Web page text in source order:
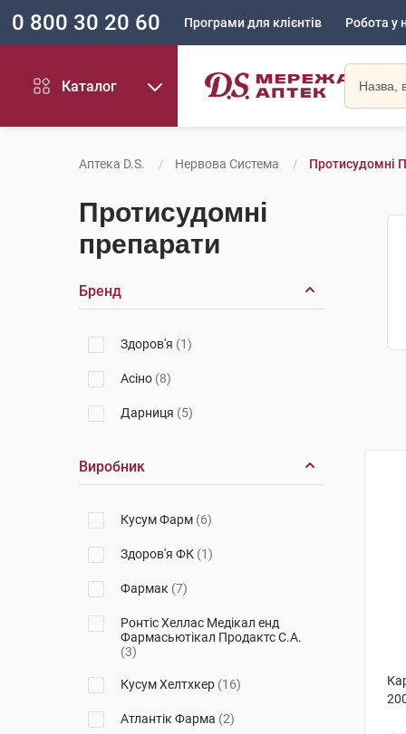
0 800 30 20 60 Програми для клієнтів Робота у
Каталог
Аптека D.S. Нервова Система Протисудомні
Протисудомні
препарати
Бренд
Здоров'я (1)
Асіно (8)
Дарниця (5)
Виробник
Кусум Фарм (6)
Здоров'я ФК (1)
Фармак (7)
Ронтіс Хеллас Медікал енд
Фармасьютікал Продактс С.А.
(3)
Кусум Хелтхкер (16)
Атлантік Фарма (2)